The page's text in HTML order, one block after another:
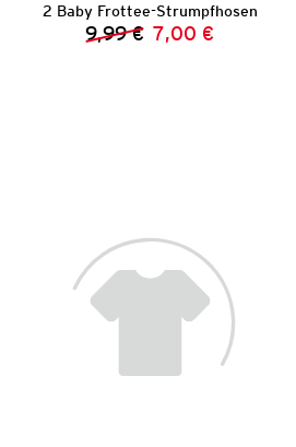
2 Baby Frottee-Strumpfhosen
Vorheriger Preis:
9,99 € Neuer Preis:
7,00 €